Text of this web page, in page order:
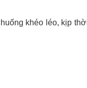
khéo léo, kịp